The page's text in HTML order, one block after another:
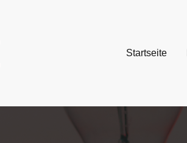
Startseite